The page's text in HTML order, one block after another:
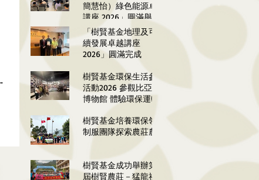
簡慧怡）綠色能源卓越
講座 2026」圓滿舉行
「樹賢基金地理及可持
續發展卓越講座
2026」圓滿完成
樹賢基金環保生活參訪
活動2026 參觀比亞迪
博物館 體驗環保運輸
樹賢基金培養環保領袖
制服團隊探索農莊農耕
樹賢基金成功舉辦第一
屆樹賢農莊－猛龍社區